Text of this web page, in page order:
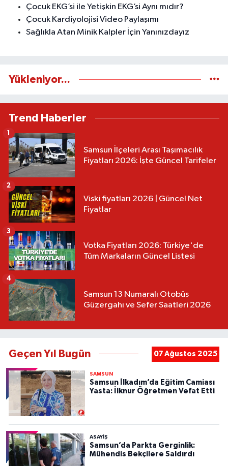
Çocuk EKG’si ile Yetişkin EKG’si Aynı mıdır?
Çocuk Kardiyolojisi Video Paylaşımı
Sağlıkla Atan Minik Kalpler İçin Yanınızdayız
Yükleniyor...
Trend Haberler
Samsun İlçeleri Arası Taşımacılık
Fiyatları 2026: İşte Güncel Tarifeler
1
Viski fiyatları 2026 | Güncel Net
Fiyatlar
2
Votka Fiyatları 2026: Türkiye'de
Tüm Markaların Güncel Listesi
3
Samsun 13 Numaralı Otobüs
Güzergahı ve Sefer Saatleri 2026
4
Geçen Yıl Bugün 07 Ağustos 2025
SAMSUN
Samsun İlkadım’da Eğitim Camiası
Yasta: İlknur Öğretmen Vefat Etti
ASAYIŞ
Samsun’da Parkta Gerginlik:
Mühendis Bekçilere Saldırdı